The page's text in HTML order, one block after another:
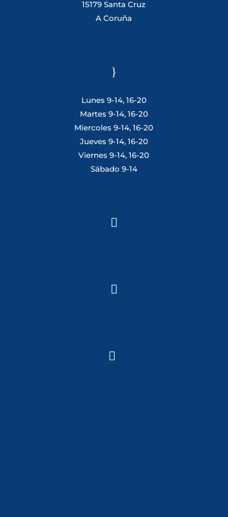
15179 Santa Cruz
A Coruña
}
Lunes 9-14, 16-20
Martes 9-14, 16-20
Miercoles 9-14, 16-20
Jueves 9-14, 16-20
Viernes 9-14, 16-20
Sábado 9-14


